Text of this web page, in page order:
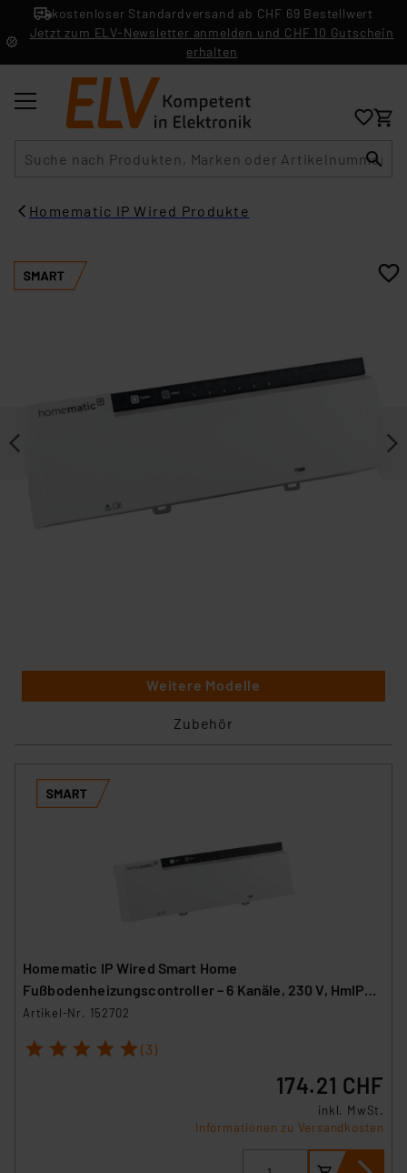
kostenloser Standardversand ab CHF 69 Bestellwert
Jetzt zum ELV-Newsletter anmelden und CHF 10 Gutschein
erhalten
Homematic IP Wired Produkte
Weitere Modelle
Zubehör
Homematic IP Wired Smart Home
Fußbodenheizungscontroller – 6 Kanäle, 230 V, HmIPW-
FAL230-C6
Artikel-Nr. 152702
1 2 3 4 5 (3)
174.21 CHF
inkl. MwSt.
Informationen zu Versandkosten